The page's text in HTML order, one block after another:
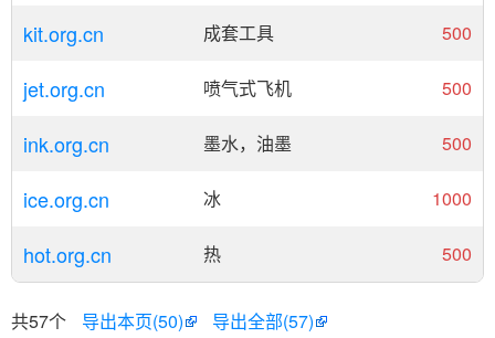
kit.org.cn 成套工具 500
jet.org.cn 喷气式飞机 500
ink.org.cn 墨水，油墨 500
ice.org.cn 冰 1000
hot.org.cn 热 500
共57个 导出本页(50) 导出全部(57)